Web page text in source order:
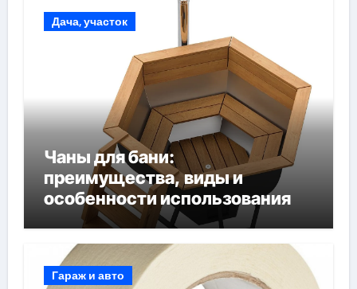
Дача, участок
Чаны для бани:
преимущества, виды и
особенности использования
Гараж и авто